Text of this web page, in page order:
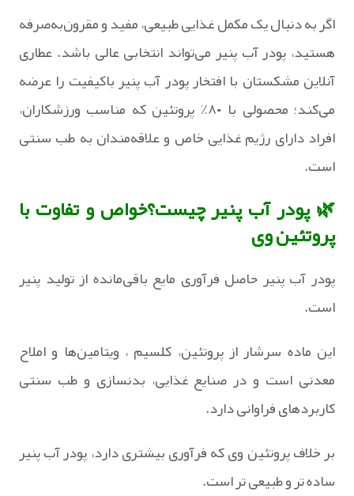
اگر به دنبال یک مکمل غذایی طبیعی، مفید و مقرون‌به‌صرفه
هستید، پودر آب پنیر می‌تواند انتخابی عالی باشد. عطاری
آنلاین مشکستان با افتخار پودر آب پنیر باکیفیت را عرضه
می‌کند؛ محصولی با ۸۰٪ پروتئین که مناسب ورزشکاران،
افراد دارای رژیم غذایی خاص و علاقه‌مندان به طب سنتی
است.
🌿 پودر آب پنیر چیست؟خواص و تفاوت با
پروتئین وی
پودر آب پنیر حاصل فرآوری مایع باقی‌مانده از تولید پنیر
است.
این ماده سرشار از پروتئین، کلسیم ، ویتامین‌ها و املاح
معدنی است و در صنایع غذایی، بدنسازی و طب سنتی
کاربردهای فراوانی دارد.
بر خلاف پروتئین وی که فرآوری بیشتری دارد، پودر آب پنیر
ساده تر و طبیعی تر است.